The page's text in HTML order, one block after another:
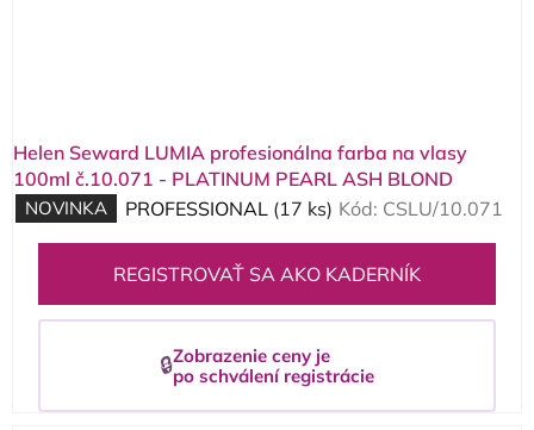
Helen Seward LUMIA profesionálna farba na vlasy
100ml č.10.071 - PLATINUM PEARL ASH BLOND
NOVINKA PROFESSIONAL (17 ks) Kód: CSLU/10.071
REGISTROVAŤ SA AKO KADERNÍK
🔒Zobrazenie ceny je
po schválení registrácie